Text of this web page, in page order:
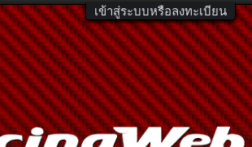
เข้าสู่ระบบหรือลงทะเบียน